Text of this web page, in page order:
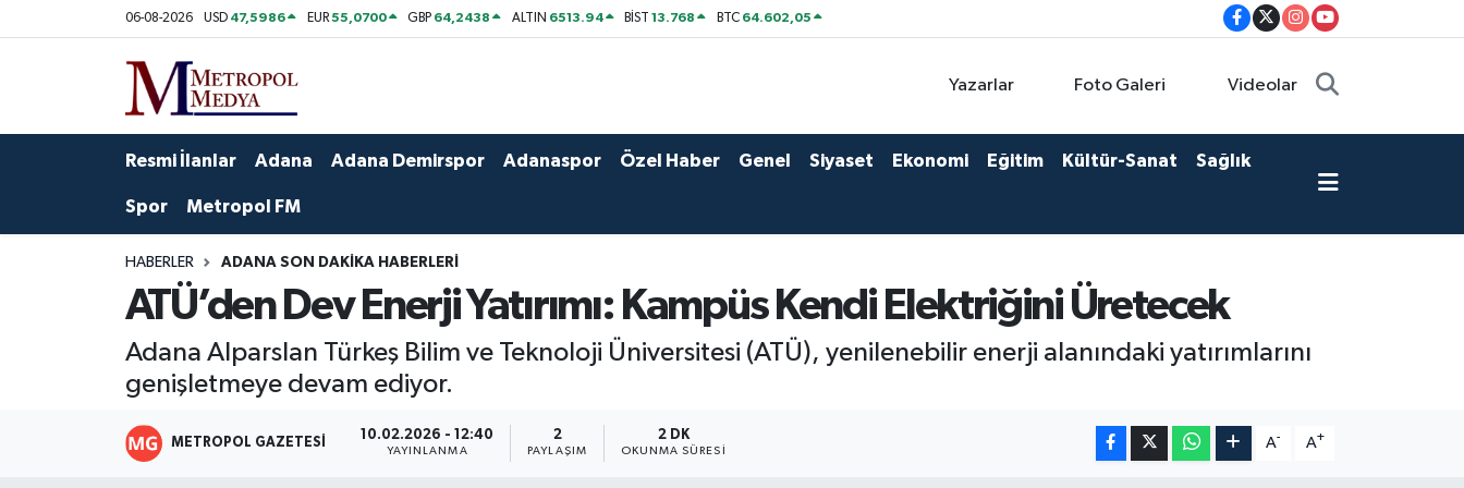
06-08-2026 USD 47,5986 EUR55,0700 GBP 64,2438 ALTIN 6513.94 BİST13.768 BTC 64.602,05
Yazarlar Foto Galeri Videolar
Resmi İlanlar Adana Adana Demirspor Adanaspor Özel Haber Genel Siyaset Ekonomi Eğitim Kültür-Sanat Sağlık
Spor Metropol FM
HABERLER ADANA SON DAKIKA HABERLERI
ATÜ’den Dev Enerji Yatırımı: Kampüs Kendi Elektriğini Üretecek
Adana Alparslan Türkeş Bilim ve Teknoloji Üniversitesi (ATÜ), yenilenebilir enerji alanındaki yatırımlarını
genişletmeye devam ediyor.
METROPOL GAZETESI 10.02.2026 - 12:40
YAYINLANMA
2
PAYLAŞIM
2 DK
OKUNMA SÜRESI
A- A+
Ekonomi
Özel Haberler
Yerel Yönetim
Yazarlar
Foto Galeri
Seyhan Nöbetçi Eczaneler
Seyhan Hava Durumu
Tüm Manşetler
Son Dakika Haberleri